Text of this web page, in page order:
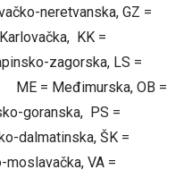
neretvanska, GZ =
KK =
zagorska, LS =
OB =
goranska, PS =
dalmatinska, ŠK =
VA =